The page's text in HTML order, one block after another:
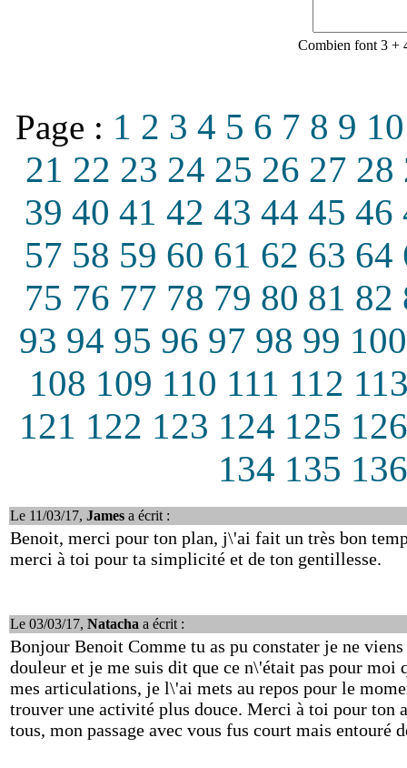
Combien font 3 +
Page : 1 2 3 4 5 6 7 8 9 10
21 22 23 24 25 26 27 28
39 40 41 42 43 44 45 46
57 58 59 60 61 62 63 64
75 76 77 78 79 80 81 82
93 94 95 96 97 98 99 100
108 109 110 111 112
121 122 123 124 125 126
134 135 136
Le 11/03/17, James a écrit :
Benoit, merci pour ton plan, j\'ai fait un très bon
merci à toi pour ta simplicité et de ton gentillesse.
Le 03/03/17, Natacha a écrit :
Bonjour Benoit Comme tu as pu constater je ne
douleur et je me suis dit que ce n\'était pas pour
mes articulations, je l\'ai mets au repos pour le
trouver une activité plus douce. Merci à toi pour ton
tous, mon passage avec vous fus court mais entouré